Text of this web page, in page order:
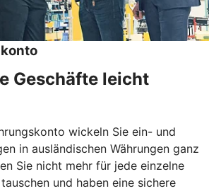
Geschäfte leicht
wickeln Sie ein- und
in ausländischen Währungen ganz
Sie nicht mehr für jede einzelne
und haben eine sichere